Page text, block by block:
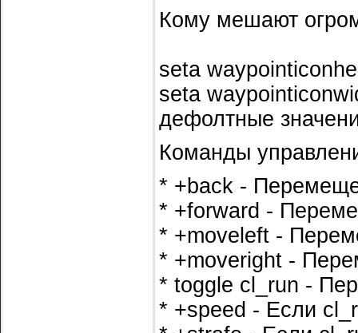
Кому мешают
seta
seta
дефолтные
Команды
* +back -
* +forward -
* +moveleft -
* +moveright -
* toggle cl_run -
* +speed - Если